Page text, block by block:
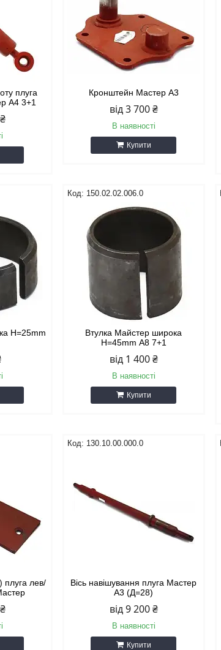
плуга
А4 3+1
Кронштейн Мастер А3
від 3 700 ₴
В наявності
Купити
H=25mm
150.02.02.006.0
Втулка Майстер широка
H=45mm А8 7+1
від 1 400 ₴
В наявності
Купити
плуга лев/
130.10.00.000.0
Вісь навішування плуга Мастер
А3 (Д=28)
від 9 200 ₴
В наявності
Купити